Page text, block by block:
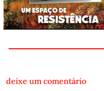
deixe um comentário